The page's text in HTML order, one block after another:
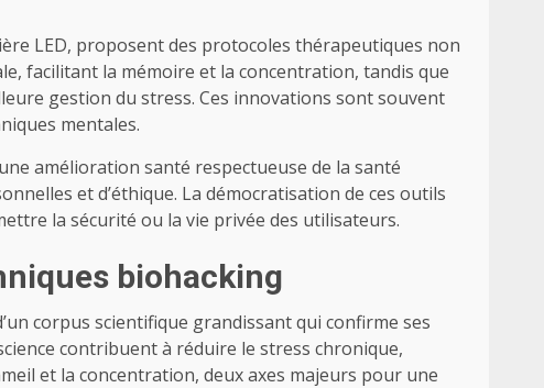
LED, proposent des protocoles thérapeutiques non
facilitant la mémoire et la concentration, tandis que
gestion du stress. Ces innovations sont souvent
mentales.
amélioration santé respectueuse de la santé
et d’éthique. La démocratisation de ces outils
la sécurité ou la vie privée des utilisateurs.
biohacking
corpus scientifique grandissant qui confirme ses
contribuent à réduire le stress chronique,
et la concentration, deux axes majeurs pour une